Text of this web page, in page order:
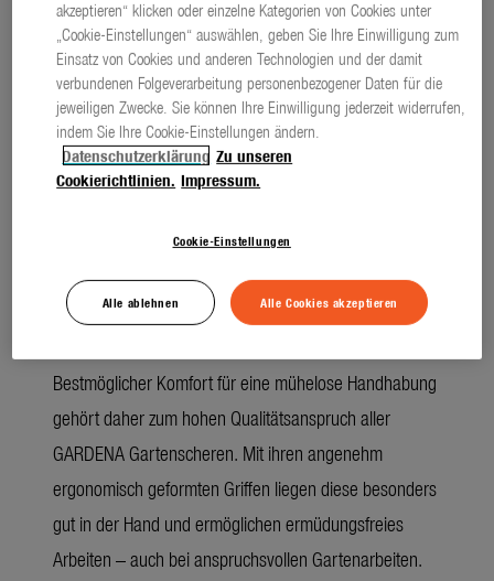
vermindert somit die Reibung, wenn die Klingen durch
die Zweige gleiten. Die neuartige Beschichtung schützt
die Klingen zudem vor Korrosion und Harz. Auch
Pflanzenrückstände können leichter entfernt werden.
Eine Gartenschere sollte nicht nur akkurat schneiden,
Bestmöglicher Komfort für eine mühelose Handhabung
gehört daher zum hohen Qualitätsanspruch aller
GARDENA Gartenscheren. Mit ihren angenehm
ergonomisch geformten Griffen liegen diese besonders
gut in der Hand und ermöglichen ermüdungsfreies
Arbeiten – auch bei anspruchsvollen Gartenarbeiten.
akzeptieren“ klicken oder einzelne Kategorien von Cookies unter
„Cookie-Einstellungen“ auswählen, geben Sie Ihre Einwilligung zum
Einsatz von Cookies und anderen Technologien und der damit
verbundenen Folgeverarbeitung personenbezogener Daten für die
jeweiligen Zwecke. Sie können Ihre Einwilligung jederzeit widerrufen,
indem Sie Ihre Cookie-Einstellungen ändern.
Datenschutzerklärung Zu unseren
Cookierichtlinien. Impressum.
Cookie-Einstellungen
Alle ablehnen Alle Cookies akzeptieren